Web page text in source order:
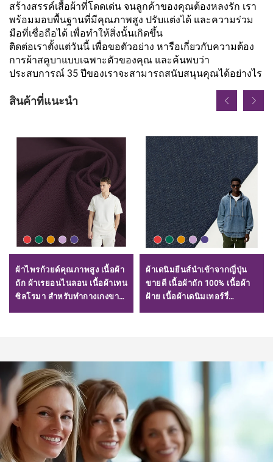
สร้างสรรค์เสื้อผ้าที่โดดเด่น จนลูกค้าของคุณต้องหลงรัก เรา
พร้อมมอบพื้นฐานที่มีคุณภาพสูง ปรับแต่งได้ และความร่วม
มือที่เชื่อถือได้ เพื่อทำให้สิ่งนั้นเกิดขึ้น
ติดต่อเราตั้งแต่วันนี้ เพื่อขอตัวอย่าง หารือเกี่ยวกับความต้อง
การผ้าสคูบาแบบเฉพาะตัวของคุณ และค้นพบว่า
ประสบการณ์ 35 ปีของเราจะสามารถสนับสนุนคุณได้อย่างไร
สินค้าที่แนะนำ
ผ้าไพรก้วยด์คุณภาพสูง เนื้อผ้า
ถัก ผ้าเรยอนไนลอน เนื้อผ้าเทน
ซิลโรมา สำหรับทำกางเกงขา
ผ้าเดนิมยีนส์นำเข้าจากญี่ปุ่น
ขายดี เนื้อผ้าถัก 100% เนื้อผ้า
ฝ้าย เนื้อผ้าเดนิมเทอร์รี่